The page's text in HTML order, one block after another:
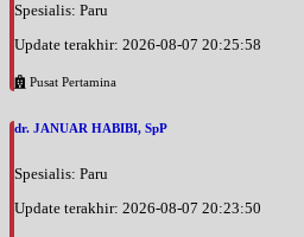
Spesialis: Paru
Update terakhir: 2026-08-07 20:25:58
Pusat Pertamina
dr. JANUAR HABIBI, SpP
Spesialis: Paru
Update terakhir: 2026-08-07 20:23:50